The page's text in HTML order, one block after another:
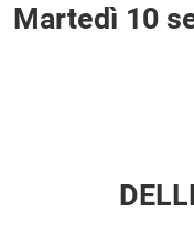
Martedì 10